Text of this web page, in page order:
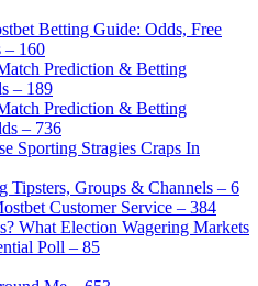
Betting Guide: Odds, Free
– 160
Prediction & Betting
– 189
Prediction & Betting
– 736
Sporting Stragies Craps In
Tipsters, Groups & Channels – 6
Customer Service – 384
What Election Wagering Markets
Poll – 85